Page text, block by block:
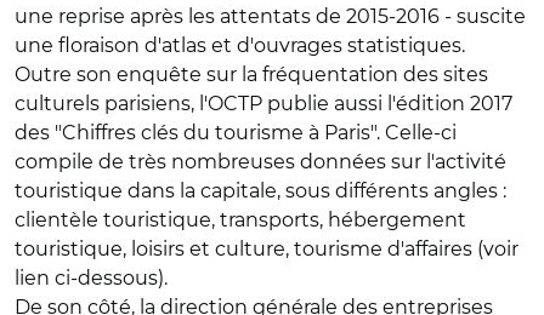
une reprise après les attentats de 2015-2016 - suscite
une floraison d'atlas et d'ouvrages statistiques.
Outre son enquête sur la fréquentation des sites
culturels parisiens, l'OCTP publie aussi l'édition 2017
des "Chiffres clés du tourisme à Paris". Celle-ci
compile de très nombreuses données sur l'activité
touristique dans la capitale, sous différents angles :
clientèle touristique, transports, hébergement
touristique, loisirs et culture, tourisme d'affaires (voir
lien ci-dessous).
De son côté, la direction générale des entreprises